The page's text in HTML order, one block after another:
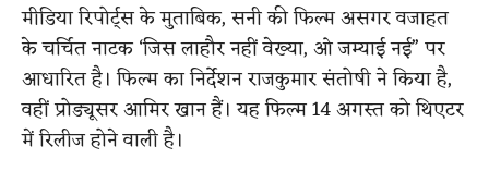
मीडिया रिपोर्ट्स के मुताबिक, सनी की फिल्म असगर वजाहत
के चर्चित नाटक ‘जिस लाहौर नहीं वेख्या, ओ जम्याई नई” पर
आधारित है। फिल्म का निर्देशन राजकुमार संतोषी ने किया है,
वहीं प्रोड्यूसर आमिर खान हैं। यह फिल्म 14 अगस्त को थिएटर
में रिलीज होने वाली है।